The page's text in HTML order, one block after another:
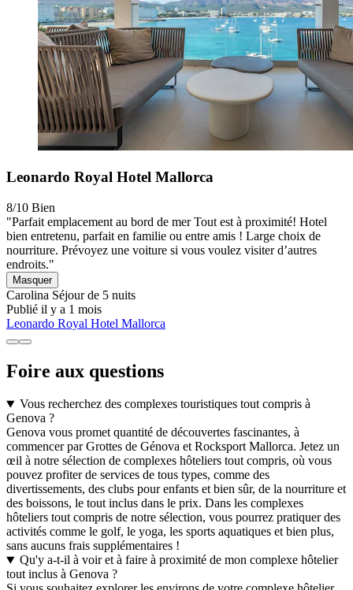
Leonardo Royal Hotel Mallorca
8/10 Bien
"Parfait emplacement au bord de mer Tout est à proximité! Hotel
bien entretenu, parfait en familie ou entre amis ! Large choix de
nourriture. Prévoyez une voiture si vous voulez visiter d’autres
endroits."
Masquer
Carolina Séjour de 5 nuits
Publié il y a 1 mois
Leonardo Royal Hotel Mallorca
Foire aux questions
Vous recherchez des complexes touristiques tout compris à
Genova ?
Genova vous promet quantité de découvertes fascinantes, à
commencer par Grottes de Génova et Rocksport Mallorca. Jetez un
œil à notre sélection de complexes hôteliers tout compris, où vous
pouvez profiter de services de tous types, comme des
divertissements, des clubs pour enfants et bien sûr, de la nourriture et
des boissons, le tout inclus dans le prix. Dans les complexes
hôteliers tout compris de notre sélection, vous pourrez pratiquer des
activités comme le golf, le yoga, les sports aquatiques et bien plus,
sans aucuns frais supplémentaires !
Qu'y a-t-il à voir et à faire à proximité de mon complexe hôtelier
tout inclus à Genova ?